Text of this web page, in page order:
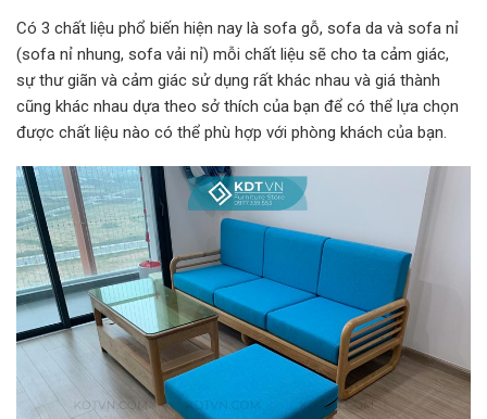
Có 3 chất liệu phổ biến hiện nay là sofa gỗ, sofa da và sofa nỉ
(sofa nỉ nhung, sofa vải nỉ) mỗi chất liệu sẽ cho ta cảm giác,
sự thư giãn và cảm giác sử dụng rất khác nhau và giá thành
cũng khác nhau dựa theo sở thích của bạn để có thể lựa chọn
được chất liệu nào có thể phù hợp với phòng khách của bạn.